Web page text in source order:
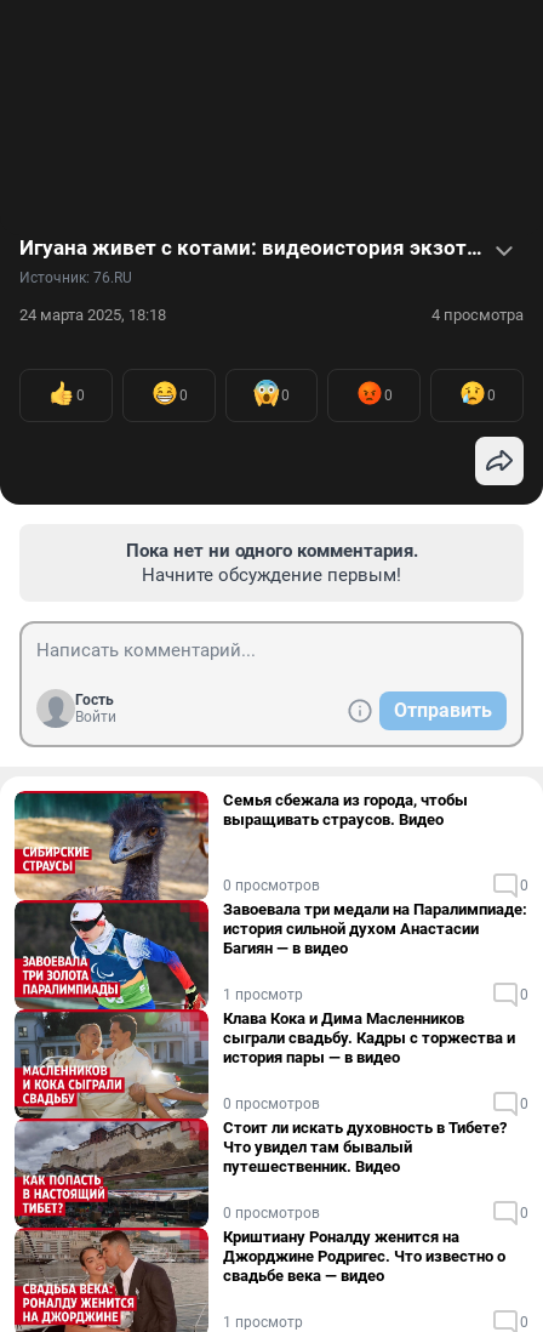
Игуана живет с котами: видеоистория экзотического питомца
Источник: 76.RU
24 марта 2025, 18:18 4 просмотра
0 0 0 0 0
Пока нет ни одного комментария.
Начните обсуждение первым!
Гость
Войти
Отправить
Семья сбежала из города, чтобы
выращивать страусов. Видео
0 просмотров 0
Завоевала три медали на Паралимпиаде:
история сильной духом Анастасии
Багиян — в видео
1 просмотр 0
Клава Кока и Дима Масленников
сыграли свадьбу. Кадры с торжества и
история пары — в видео
0 просмотров 0
Стоит ли искать духовность в Тибете?
Что увидел там бывалый
путешественник. Видео
0 просмотров 0
Криштиану Роналду женится на
Джорджине Родригес. Что известно о
свадьбе века — видео
1 просмотр 0